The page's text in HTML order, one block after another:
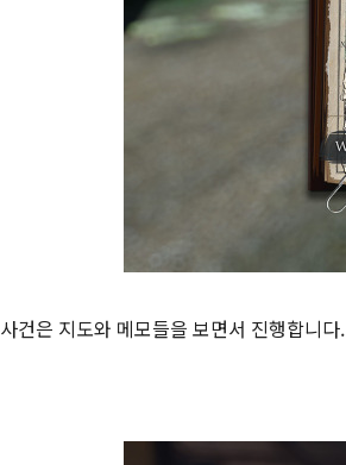
사건은 지도와 메모들을 보면서 진행합니다.